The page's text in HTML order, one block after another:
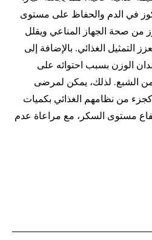
في الدم والحفاظ على مستوى
من صحة الجهاز المناعي ويقلل
التمثيل الغذائي. بالإضافة إلى
الوزن بسبب احتوائه على
من الشبع. لذلك، يمكن لمرضى
من نظامهم الغذائي بكميات
مستوى السكر، مع مراعاة عدم